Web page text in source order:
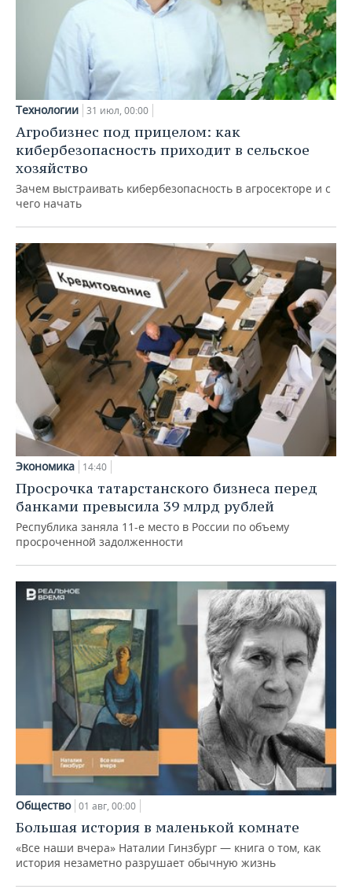
Технологии 31 июл, 00:00
Агробизнес под прицелом: как
кибербезопасность приходит в сельское
хозяйство
Зачем выстраивать кибербезопасность в агросекторе и с
чего начать
Экономика 14:40
Просрочка татарстанского бизнеса перед
банками превысила 39 млрд рублей
Республика заняла 11-е место в России по объему
просроченной задолженности
Общество 01 авг, 00:00
Большая история в маленькой комнате
«Все наши вчера» Наталии Гинзбург — книга о том, как
история незаметно разрушает обычную жизнь